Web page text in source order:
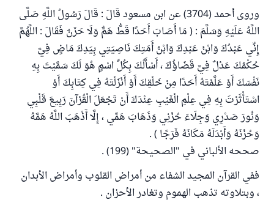
وروى أحمد (3704) عن ابن مسعود قَالَ : قَالَ رَسُولُ اللَّهِ صَلَّى
اللَّهُ عَلَيْهِ وَسَلَّمَ : ( مَا أَصَابَ أَحَدًا قَطُّ هَمٌّ وَلَا حَزَنٌ فَقَالَ : اللَّهُمَّ
إِنِّي عَبْدُكَ وَابْنُ عَبْدِكَ وَابْنُ أَمَتِكَ نَاصِيَتِي بِيَدِكَ مَاضٍ فِيَّ
حُكْمُكَ عَدْلٌ فِيَّ قَضَاؤُكَ ، أَسْأَلُكَ بِكُلِّ اسْمٍ هُوَ لَكَ سَمَّيْتَ بِهِ
نَفْسَكَ أَوْ عَلَّمْتَهُ أَحَدًا مِنْ خَلْقِكَ أَوْ أَنْزَلْتَهُ فِي كِتَابِكَ أَوْ
اسْتَأْثَرْتَ بِهِ فِي عِلْمِ الْغَيْبِ عِنْدَكَ أَنْ تَجْعَلَ الْقُرْآنَ رَبِيعَ قَلْبِي
وَنُورَ صَدْرِي وَجِلَاءَ حُزْنِي وَذَهَابَ هَمِّي ، إِلَّا أَذْهَبَ اللَّهُ هَمَّهُ
وَحُزْنَهُ وَأَبْدَلَهُ مَكَانَهُ فَرَجًا ) .
صححه الألباني في "الصحيحة" (199) .
ففي القرآن المجيد الشفاء من أمراض القلوب وأمراض الأبدان
، وبتلاوته تذهب الهموم وتغادر الأحزان .